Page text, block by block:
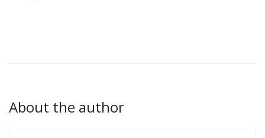
About the author